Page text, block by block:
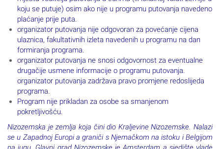
koju se putuje) osim ako nije u programu putovanja navedeno
plaćanje prije puta.
organizator putovanja nije odgovoran za povećanje cijena
ulaznica, fakultativnih izleta navedenih u programu na dan
formiranja programa.
organizator putovanja ne snosi odgovornost za eventualne
drugačije usmene informacije o programu putovanja.
organizator putovanja zadržava pravo promjene redoslijeda
programa.
Program nije prikladan za osobe sa smanjenom
pokretljivošću.
Nizozemska je zemlja koja čini dio Kraljevine Nizozemske. Nalazi
se u Zapadnoj Europi a graniči s Njemačkom na istoku i Belgijom
na jugu. Glavni grad Nizozemske je Amsterdam a sjedište vlade